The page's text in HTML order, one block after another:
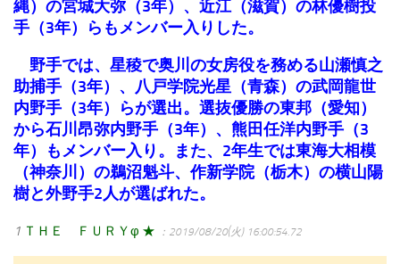
縄）の宮城大弥（3年）、近江（滋賀）の林優樹投
手（3年）らもメンバー入りした。
野手では、星稜で奥川の女房役を務める山瀬慎之
助捕手（3年）、八戸学院光星（青森）の武岡龍世
内野手（3年）らが選出。選抜優勝の東邦（愛知）
から石川昂弥内野手（3年）、熊田任洋内野手（3
年）もメンバー入り。また、2年生では東海大相模
（神奈川）の鵜沼魁斗、作新学院（栃木）の横山陽
樹と外野手2人が選ばれた。
1 ＴＨＥ ＦＵＲＹφ ★ ：2019/08/20(火) 16:00:54.72